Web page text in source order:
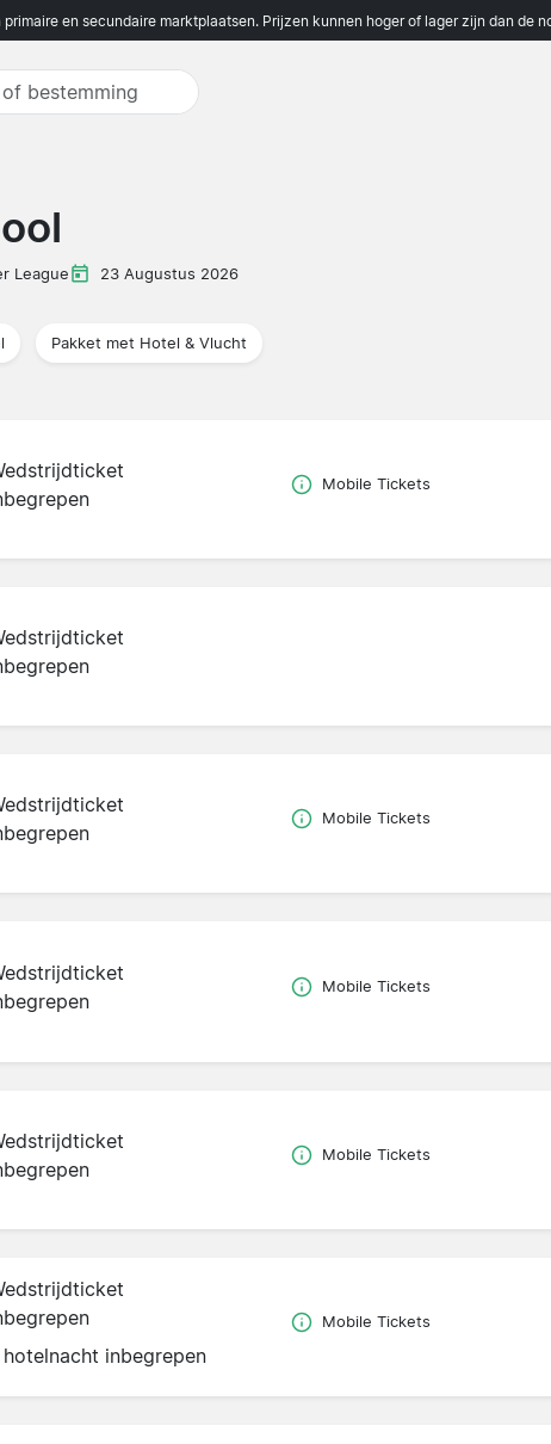
primaire en secundaire marktplaatsen. Prijzen kunnen hoger of lager zijn dan de
League 23 Augustus 2026
Pakket met Hotel & Vlucht
Mobile Tickets
Mobile Tickets
Mobile Tickets
Mobile Tickets
hotelnacht inbegrepen
Mobile Tickets